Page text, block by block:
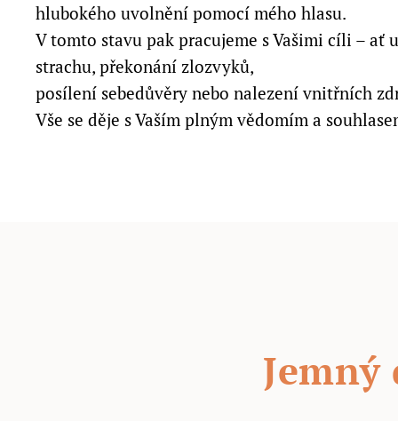
hlubokého uvolnění pomocí mého hlasu.
V tomto stavu pak pracujeme s Vašimi cíli – ať
strachu, překonání zlozvyků,
posílení sebedůvěry nebo nalezení vnitřních
Vše se děje s Vaším plným vědomím a